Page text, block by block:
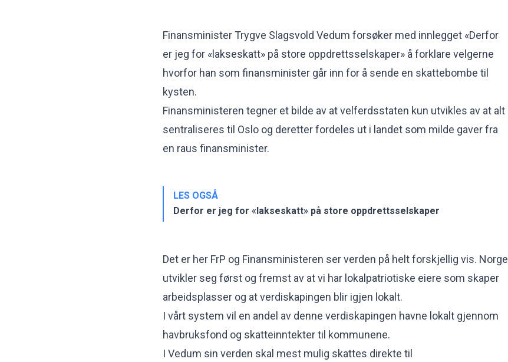
Finansminister Trygve Slagsvold Vedum forsøker med innlegget «Derfor
er jeg for «lakseskatt» på store oppdrettsselskaper» å forklare velgerne
hvorfor han som finansminister går inn for å sende en skattebombe til
kysten.
Finansministeren tegner et bilde av at velferdsstaten kun utvikles av at alt
sentraliseres til Oslo og deretter fordeles ut i landet som milde gaver fra
en raus finansminister.
LES OGSÅ
Derfor er jeg for «lakseskatt» på store oppdrettsselskaper
Det er her FrP og Finansministeren ser verden på helt forskjellig vis. Norge
utvikler seg først og fremst av at vi har lokalpatriotiske eiere som skaper
arbeidsplasser og at verdiskapingen blir igjen lokalt.
I vårt system vil en andel av denne verdiskapingen havne lokalt gjennom
havbruksfond og skatteinntekter til kommunene.
I Vedum sin verden skal mest mulig skattes direkte til